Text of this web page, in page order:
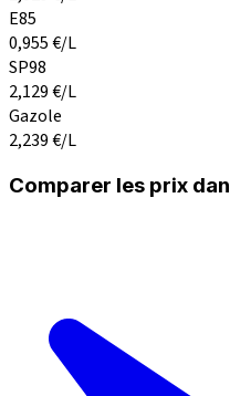
E85
0,955€/L
SP98
2,129€/L
Gazole
2,239€/L
Comparer les prix